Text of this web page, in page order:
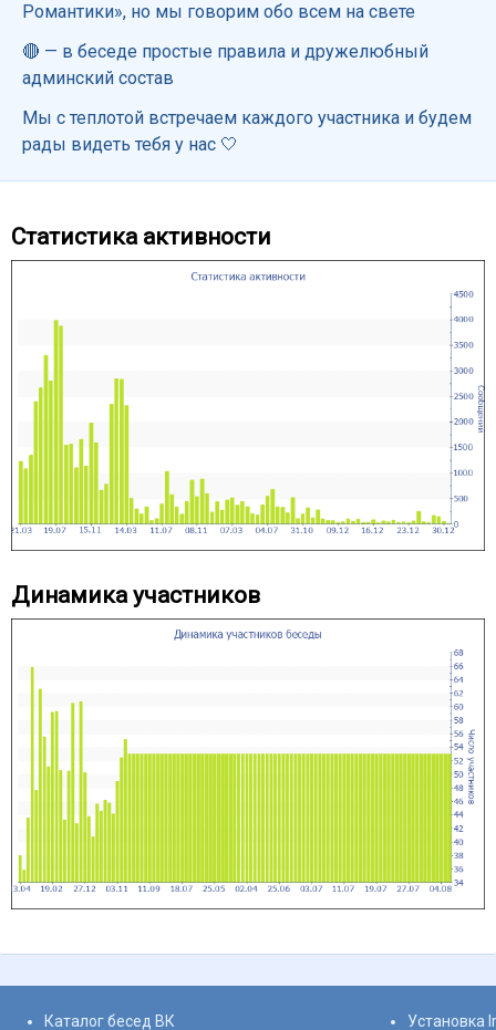
Романтики», но мы говорим обо всем на свете
🔴 — в беседе простые правила и дружелюбный
админский состав
Мы с теплотой встречаем каждого участника и будем
рады видеть тебя у нас 🤍
Статистика активности
Динамика участников
Каталог бесед ВК Установка